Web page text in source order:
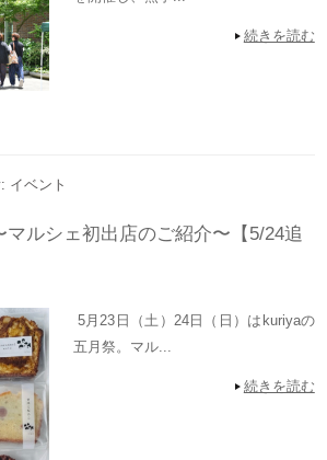
続きを読む
イベント
マルシェ初出店のご紹介〜【5/24追
5月23日（土）24日（日）はkuriyaの
五月祭。マル...
続きを読む